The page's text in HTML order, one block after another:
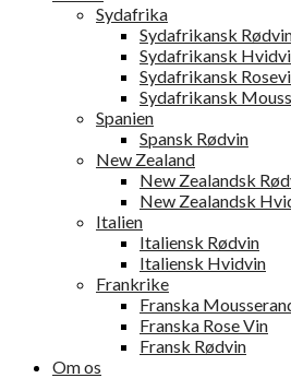
Sydafrika
Sydafrikansk
Sydafrikansk
Sydafrikansk
Sydafrikansk
Spanien
Spansk Rødvin
New Zealand
New Zealandsk
New Zealandsk
Italien
Italiensk Rødvin
Italiensk Hvidvin
Frankrike
Franska
Franska Rose Vin
Fransk Rødvin
Om os